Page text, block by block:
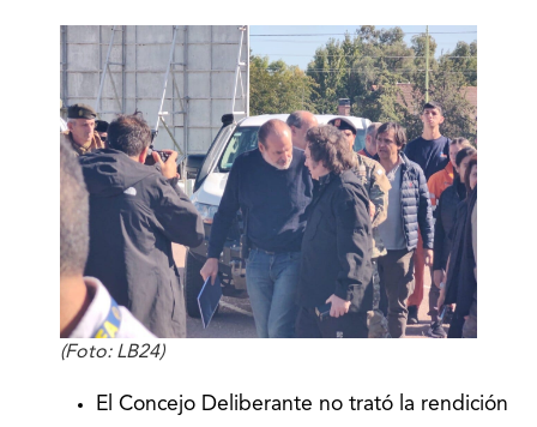
(Foto: LB24)
El Concejo Deliberante no trató la rendición